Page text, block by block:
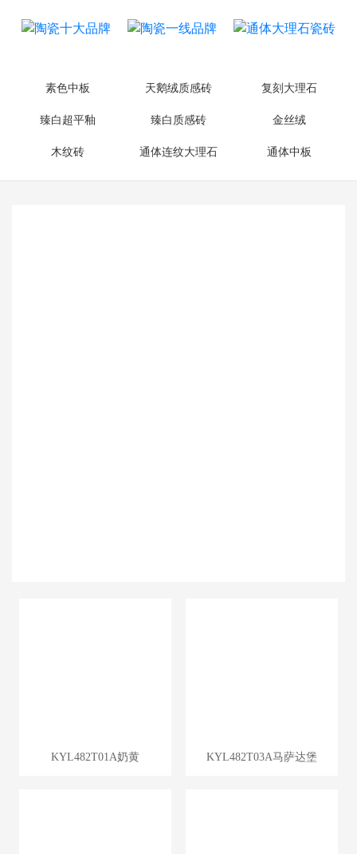
素色中板 天鹅绒质感砖 复刻大理石
臻白超平釉 臻白质感砖 金丝绒
木纹砖 通体连纹大理石 通体中板
KYL482T01A奶黄 KYL482T03A马萨达堡